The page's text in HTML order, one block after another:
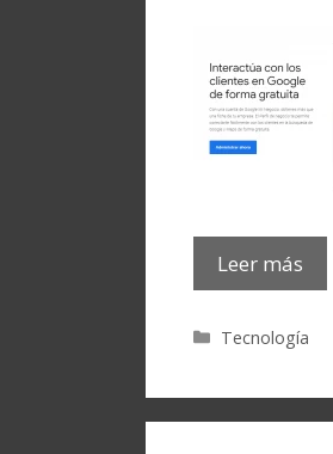
Leer más
Categorías
Tecnología